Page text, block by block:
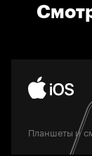
Планшеты и